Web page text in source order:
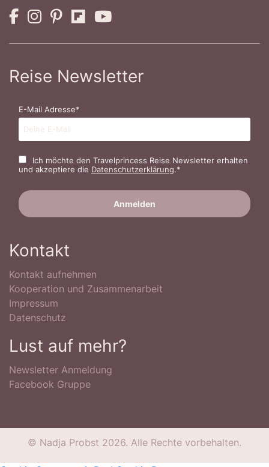
Reise Newsletter
E-Mail Adresse*
Ich möchte den Travelprincess Reise Newsletter erhalten
und akzeptiere die Datenschutzerklärung.*
Kontakt
Kontakt aufnehmen
Kooperation und Zusammenarbeit
Impressum
Datenschutz
Lust auf mehr?
Newsletter Anmeldung
Facebook Gruppe
© Nadja Probst 2026. Alle Rechte vorbehalten.